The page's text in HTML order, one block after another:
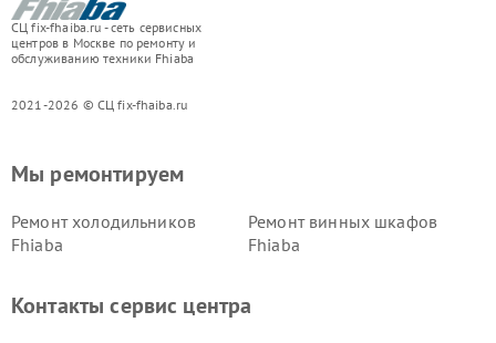
СЦ fix-fhaiba.ru - сеть сервисных
центров в Москве по ремонту и
обслуживанию техники Fhiaba
2021-2026 © СЦ fix-fhaiba.ru
Мы ремонтируем
Ремонт холодильников
Fhiaba
Ремонт винных шкафов
Fhiaba
Контакты сервис центра